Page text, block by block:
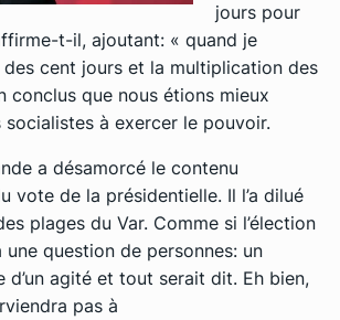
jours pour
t-il, ajoutant: « quand je
cent jours et la multiplication des
conclus que nous étions mieux
socialistes à exercer le pouvoir.
a désamorcé le contenu
vote de la présidentielle. Il l’a dilué
plages du Var. Comme si l’élection
une question de personnes: un
d’un agité et tout serait dit. Eh bien,
pas à